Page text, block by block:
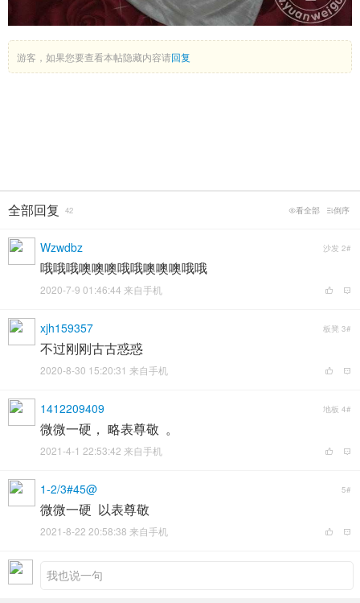
游客，如果您要查看本帖隐藏内容请回复
全部回复 42 倒序
看全部
Wzwdbz 沙发 2#
哦哦哦噢噢噢哦哦噢噢噢哦哦
2020-7-9 01:46:44 来自手机
xjh159357 板凳 3#
不过刚刚古古惑惑
2020-8-30 15:20:31 来自手机
1412209409 地板 4#
微微一硬， 略表尊敬 。
2021-4-1 22:53:42 来自手机
1-2/3#45@ 5#
微微一硬 以表尊敬
2021-8-22 20:58:38 来自手机